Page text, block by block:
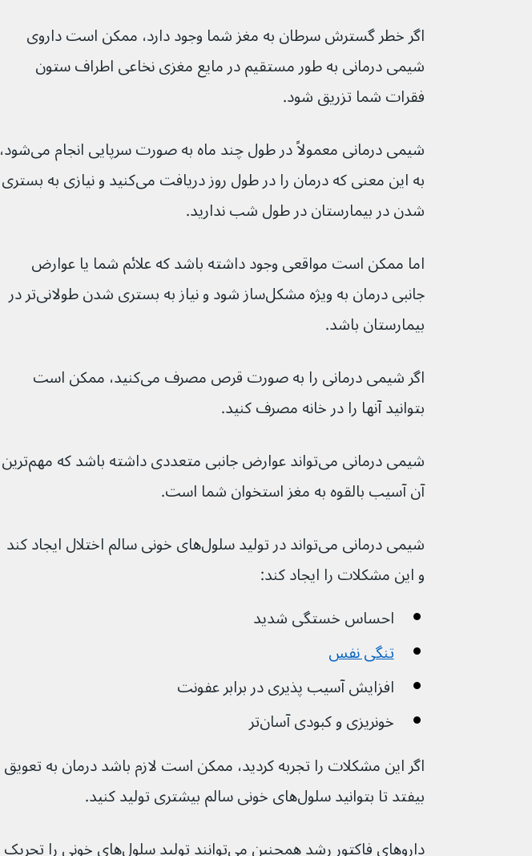
اگر خطر گسترش سرطان به مغز شما وجود دارد، ممکن است داروی
شیمی درمانی به طور مستقیم در مایع مغزی نخاعی اطراف ستون
فقرات شما تزریق شود.
شیمی درمانی معمولاً در طول چند ماه به صورت سرپایی انجام می‌شود،
به این معنی که درمان را در طول روز دریافت می‌کنید و نیازی به بستری
شدن در بیمارستان در طول شب ندارید.
اما ممکن است مواقعی وجود داشته باشد که علائم شما یا عوارض
جانبی درمان به ویژه مشکل‌ساز شود و نیاز به بستری شدن طولانی‌تر در
بیمارستان باشد.
اگر شیمی درمانی را به صورت قرص مصرف می‌کنید، ممکن است
بتوانید آنها را در خانه مصرف کنید.
شیمی درمانی می‌تواند عوارض جانبی متعددی داشته باشد که مهم‌ترین
آن آسیب بالقوه به مغز استخوان شما است.
شیمی درمانی می‌تواند در تولید سلول‌های خونی سالم اختلال ایجاد کند
و این مشکلات را ایجاد کند:
احساس خستگی شدید
تنگی نفس
افزایش آسیب پذیری در برابر عفونت
خونریزی و کبودی آسان‌تر
اگر این مشکلات را تجربه کردید، ممکن است لازم باشد درمان به تعویق
بیفتد تا بتوانید سلول‌های خونی سالم بیشتری تولید کنید.
داروهای فاکتور رشد همچنین می‌توانند تولید سلول‌های خونی را تحریک